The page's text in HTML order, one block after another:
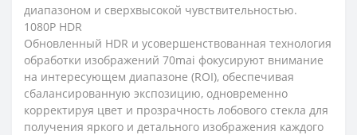
диапазоном и сверхвысокой чувствительностью.
1080P HDR
Обновленный HDR и усовершенствованная технология
обработки изображений 70mai фокусируют внимание
на интересующем диапазоне (ROI), обеспечивая
сбалансированную экспозицию, одновременно
корректируя цвет и прозрачность лобового стекла для
получения яркого и детального изображения каждого